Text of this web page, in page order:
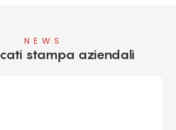
NEWS
stampa aziendali